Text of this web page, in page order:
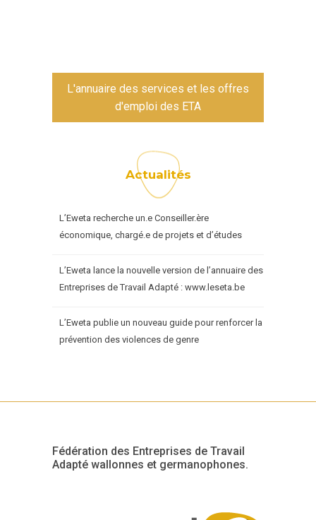
L'annuaire des services et les offres
d'emploi des ETA
Actualités
L’Eweta recherche un.e Conseiller.ère
économique, chargé.e de projets et d’études
L’Eweta lance la nouvelle version de l’annuaire des
Entreprises de Travail Adapté : www.leseta.be
L’Eweta publie un nouveau guide pour renforcer la
prévention des violences de genre
Fédération des Entreprises de Travail
Adapté wallonnes et germanophones.